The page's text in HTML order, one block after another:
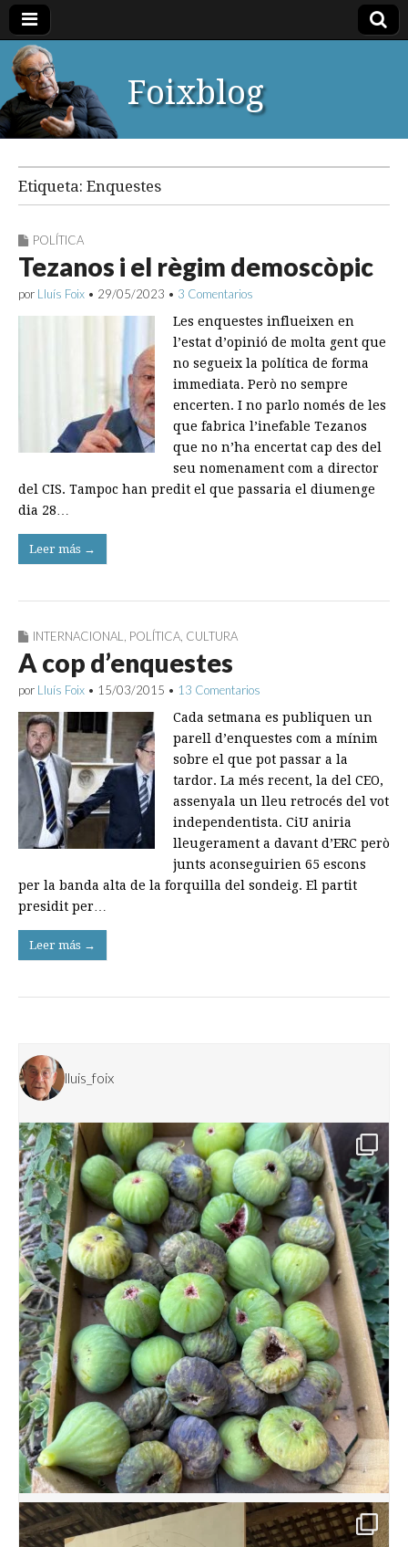
Foixblog
Etiqueta: Enquestes
POLÍTICA
Tezanos i el règim demoscòpic
por Lluís Foix • 29/05/2023 • 3 Comentarios
Les enquestes influeixen en
l’estat d’opinió de molta gent que
no segueix la política de forma
immediata. Però no sempre
encerten. I no parlo només de les
que fabrica l’inefable Tezanos
que no n’ha encertat cap des del
seu nomenament com a director
del CIS. Tampoc han predit el que passaria el diumenge
dia 28…
Leer más →
INTERNACIONAL POLÍTICA CULTURA
A cop d’enquestes
por Lluís Foix • 15/03/2015 • 13 Comentarios
Cada setmana es publiquen un
parell d’enquestes com a mínim
sobre el que pot passar a la
tardor. La més recent, la del CEO,
assenyala un lleu retrocés del vot
independentista. CiU aniria
lleugerament a davant d’ERC però
junts aconseguirien 65 escons
per la banda alta de la forquilla del sondeig. El partit
presidit per…
Leer más →
lluis_foix